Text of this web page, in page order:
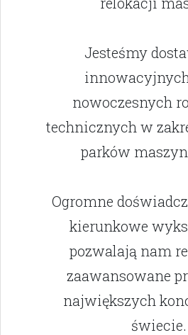
Jesteśmy
nowoczesnych
technicznych w
parków
Ogromne
kierunkowe
pozwalają nam
zaawansowane
największych
świecie.